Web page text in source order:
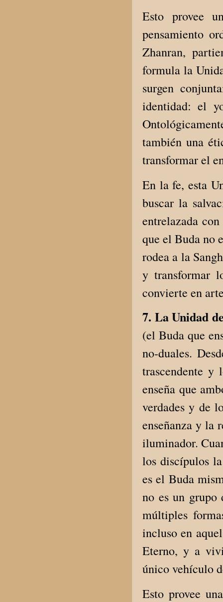
Esto provee
pensamiento
Zhanran,
formula la
surgen
identidad: el
también una
transformar el
En la fe, esta
buscar la
entrelazada
que el Buda no
rodea a la
y transformar
convierte en
7. La Unidad
(el Buda que
no-duales.
trascendente y
enseña que
verdades y de
enseñanza y la
iluminador.
los discípulos
es el Buda
no es un grupo
múltiples
incluso en
Eterno, y a
único vehículo
Esto provee